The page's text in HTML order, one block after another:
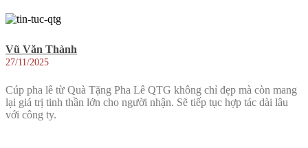
Vũ Văn Thành
27/11/2025
Cúp pha lê từ Quà Tặng Pha Lê QTG không chỉ đẹp mà còn mang
lại giá trị tinh thần lớn cho người nhận. Sẽ tiếp tục hợp tác dài lâu
với công ty.